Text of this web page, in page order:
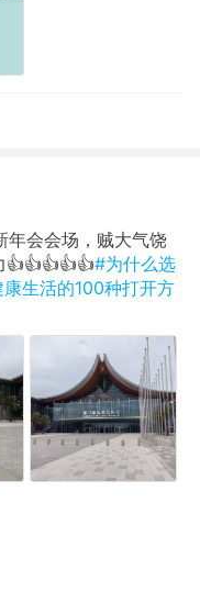
会会场，贼大气饶
👍👍👍👍👍#为什么选
生活的100种打开方